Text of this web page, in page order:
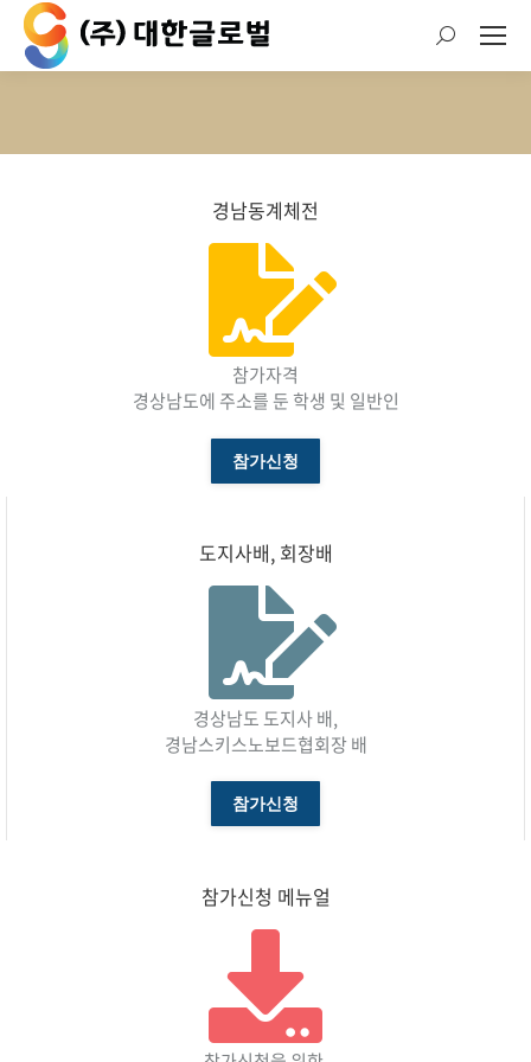
검
색:
경남동계체전
참가자격
경상남도에 주소를 둔 학생 및 일반인
참가신청
도지사배, 회장배
경상남도 도지사 배,
경남스키스노보드협회장 배
참가신청
참가신청 메뉴얼